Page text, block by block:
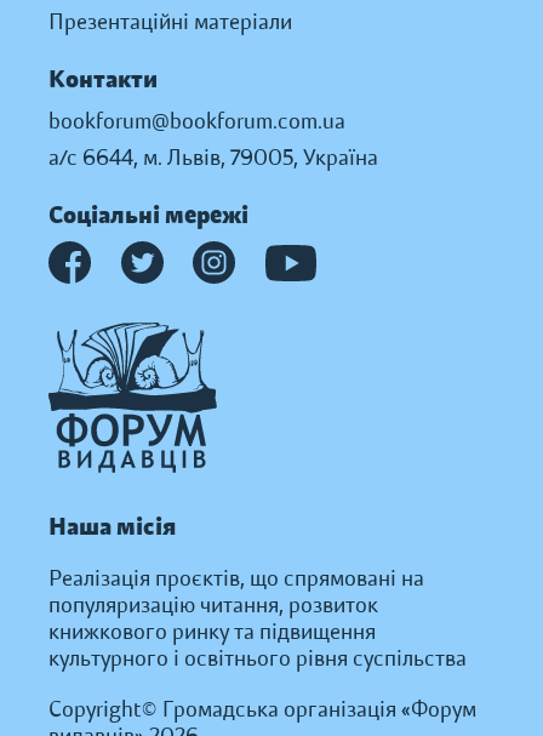
Презентаційні матеріали
Контакти
bookforum@bookforum.com.ua
а/с 6644, м. Львів, 79005, Україна
Соціальні мережі
Наша місія
Реалізація проєктів, що спрямовані на
популяризацію читання, розвиток
книжкового ринку та підвищення
культурного і освітнього рівня суспільства
Copyright© Громадська організація «Форум